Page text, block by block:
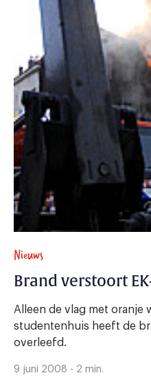
Nieuws
Brand verstoort
Alleen de vlag met oranje
studentenhuis heeft de
overleefd.
9 juni 2008 - 2 min.